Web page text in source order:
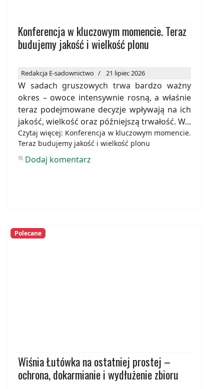
Konferencja w kluczowym momencie. Teraz
budujemy jakość i wielkość plonu
Redakcja E-sadownictwo 21 lipiec 2026
W sadach gruszowych trwa bardzo ważny
okres – owoce intensywnie rosną, a właśnie
teraz podejmowane decyzje wpływają na ich
jakość, wielkość oraz późniejszą trwałość. W...
Czytaj więcej: Konferencja w kluczowym momencie.
Teraz budujemy jakość i wielkość plonu
Dodaj komentarz
Polecane
Wiśnia Łutówka na ostatniej prostej –
ochrona, dokarmianie i wydłużenie zbioru